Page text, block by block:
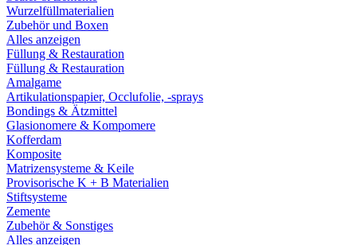
Wurzelfüllmaterialien
Zubehör und Boxen
Alles anzeigen
Füllung & Restauration
Füllung & Restauration
Amalgame
Artikulationspapier, Occlufolie, -sprays
Bondings & Ätzmittel
Glasionomere & Kompomere
Kofferdam
Komposite
Matrizensysteme & Keile
Provisorische K + B Materialien
Stiftsysteme
Zemente
Zubehör & Sonstiges
Alles anzeigen